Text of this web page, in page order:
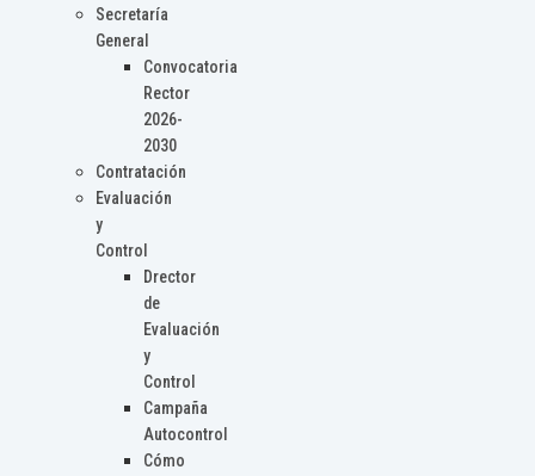
Secretaría
General
Convocatoria
Rector
2026-
2030
Contratación
Evaluación
y
Control
Drector
de
Evaluación
y
Control
Campaña
Autocontrol
Cómo